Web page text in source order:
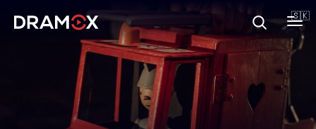
🇸🇰
Darčekové poukazy